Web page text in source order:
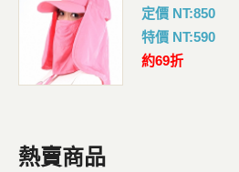
定價 NT:850
特價 NT:590
約69折
熱賣商品